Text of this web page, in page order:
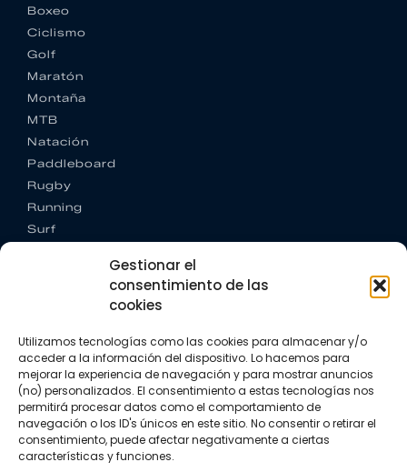
Gestionar el
consentimiento de las
cookies
Utilizamos tecnologías como las cookies para almacenar y/o
acceder a la información del dispositivo. Lo hacemos para
mejorar la experiencia de navegación y para mostrar anuncios
(no) personalizados. El consentimiento a estas tecnologías nos
permitirá procesar datos como el comportamiento de
navegación o los ID's únicos en este sitio. No consentir o retirar el
consentimiento, puede afectar negativamente a ciertas
características y funciones.
Boxeo
Ciclismo
Golf
Maratón
Montaña
MTB
Natación
Paddleboard
Rugby
Running
Surf
CONTACTO
+34 662 342 177
info@vkssport.com
SÍGUENOS